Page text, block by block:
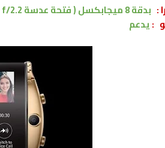
: بدقة 8 ميجابكسل ( فتحة عدسة f/2.2 )
:يدعم